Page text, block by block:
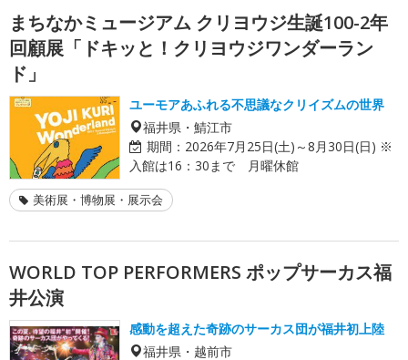
まちなかミュージアム クリヨウジ生誕100-2年
回顧展「ドキッと！クリヨウジワンダーラン
ド」
ユーモアあふれる不思議なクリイズムの世界
福井県・鯖江市
期間： 2026年7月25日(土)～8月30日(日) ※
入館は16：30まで 月曜休館
美術展・博物展・展示会
WORLD TOP PERFORMERS ポップサーカス福
井公演
感動を超えた奇跡のサーカス団が福井初上陸
福井県・越前市